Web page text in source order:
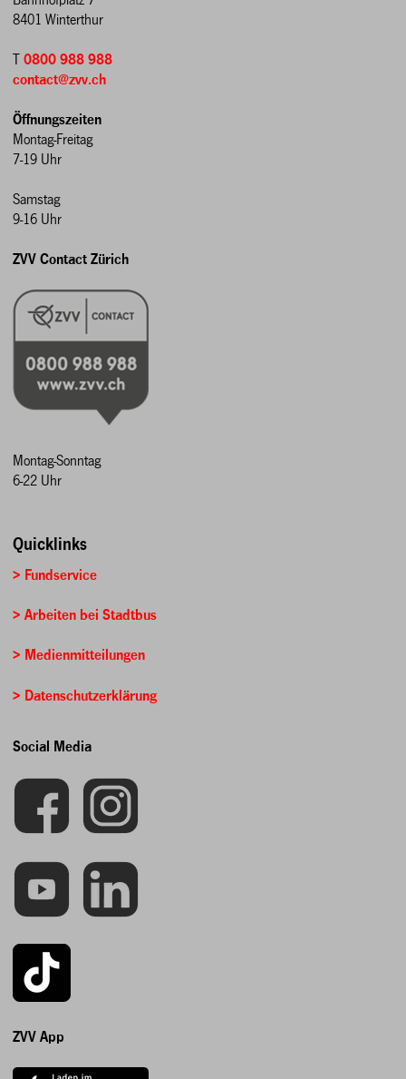
8401 Winterthur
T0800 988 988
contact@zvv.ch
Öffnungszeiten
Montag-Freitag
7-19 Uhr
Samstag
9-16 Uhr
ZVV Contact Zürich
Montag-Sonntag
6-22 Uhr
Quicklinks
> Fundservice
> Arbeiten bei Stadtbus
> Medienmitteilungen
> Datenschutzerklärung
Social Media
ZVV App